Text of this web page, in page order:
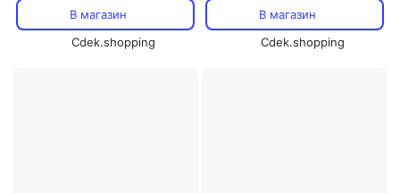
В магазин
Cdek.shopping
В магазин
Cdek.shopping